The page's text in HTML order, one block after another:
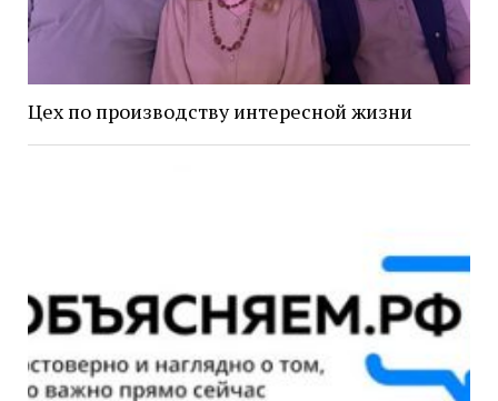
Цех по производству интересной жизни